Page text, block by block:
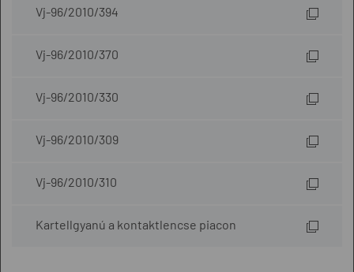
Vj-96/2010/394
Vj-96/2010/370
Vj-96/2010/330
Vj-96/2010/309
Vj-96/2010/310
Kartellgyanú a kontaktlencse piacon